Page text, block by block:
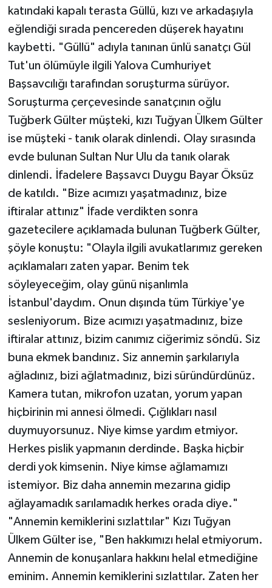
katındaki kapalı terasta Güllü, kızı ve arkadaşıyla
eğlendiği sırada pencereden düşerek hayatını
kaybetti. "Güllü" adıyla tanınan ünlü sanatçı Gül
Tut'un ölümüyle ilgili Yalova Cumhuriyet
Başsavcılığı tarafından soruşturma sürüyor.
Soruşturma çerçevesinde sanatçının oğlu
Tuğberk Gülter müşteki, kızı Tuğyan Ülkem Gülter
ise müşteki - tanık olarak dinlendi. Olay sırasında
evde bulunan Sultan Nur Ulu da tanık olarak
dinlendi. İfadelere Başsavcı Duygu Bayar Öksüz
de katıldı. "Bize acımızı yaşatmadınız, bize
iftiralar attınız" İfade verdikten sonra
gazetecilere açıklamada bulunan Tuğberk Gülter,
şöyle konuştu: "Olayla ilgili avukatlarımız gereken
açıklamaları zaten yapar. Benim tek
söyleyeceğim, olay günü nişanlımla
İstanbul'daydım. Onun dışında tüm Türkiye'ye
sesleniyorum. Bize acımızı yaşatmadınız, bize
iftiralar attınız, bizim canımız ciğerimiz söndü. Siz
buna ekmek bandınız. Siz annemin şarkılarıyla
ağladınız, bizi ağlatmadınız, bizi süründürdünüz.
Kamera tutan, mikrofon uzatan, yorum yapan
hiçbirinin mi annesi ölmedi. Çığlıkları nasıl
duymuyorsunuz. Niye kimse yardım etmiyor.
Herkes pislik yapmanın derdinde. Başka hiçbir
derdi yok kimsenin. Niye kimse ağlamamızı
istemiyor. Biz daha annemin mezarına gidip
ağlayamadık sarılamadık herkes orada diye."
"Annemin kemiklerini sızlattılar" Kızı Tuğyan
Ülkem Gülter ise, "Ben hakkımızı helal etmiyorum.
Annemin de konuşanlara hakkını helal etmediğine
eminim. Annemin kemiklerini sızlattılar. Zaten her